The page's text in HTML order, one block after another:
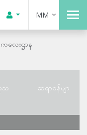
MM
ကလေးဌာန
သ ဆရာဝန်မျာ